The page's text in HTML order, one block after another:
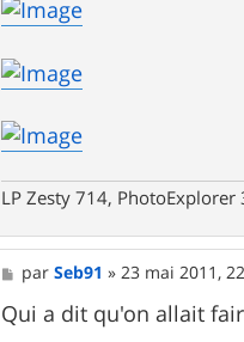
LP Zesty 714, PhotoExplorer
M
e
s
s
parSeb91 »23 mai 2011,
Qui a dit qu'on allait